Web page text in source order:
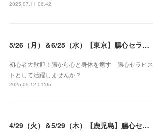
2025.07.11 06:42
5/26（月）＆6/25（水）【東京】腸心セラピスト養成コース《２日間コース》開講決定
初心者大歓迎！腸から心と身体を癒す 腸心セラピス
トとして活躍しませんか？
2025.05.12 01:05
4/29（火）＆5/29（木）【鹿児島】腸心セラピスト養成コース《２日間コース》開講決定